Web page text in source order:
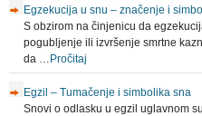
Egzekucija u snu – značenje i
S obzirom na činjenicu da
pogubljenje ili izvršenje smrtne
da … Pročitaj
Egzil – Tumačenje i simbolika sna
Snovi o odlasku u egzil uglavnom